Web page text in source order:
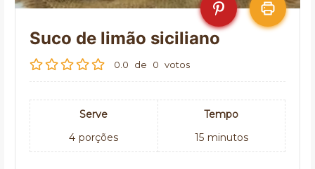
Suco de limão siciliano
0.0 de 0 votos
Serve
4 porções
Tempo
15 minutos